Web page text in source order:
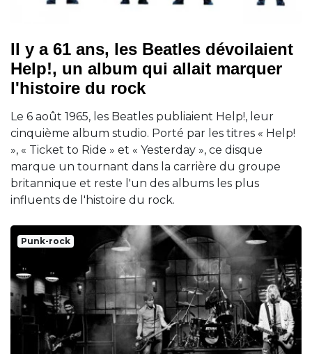
Il y a 61 ans, les Beatles dévoilaient
Help!, un album qui allait marquer
l'histoire du rock
Le 6 août 1965, les Beatles publiaient Help!, leur
cinquième album studio. Porté par les titres « Help!
», « Ticket to Ride » et « Yesterday », ce disque
marque un tournant dans la carrière du groupe
britannique et reste l'un des albums les plus
influents de l'histoire du rock.
Punk-rock